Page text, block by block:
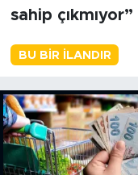
sahip çıkmıyor”
BU BIR İLANDIR